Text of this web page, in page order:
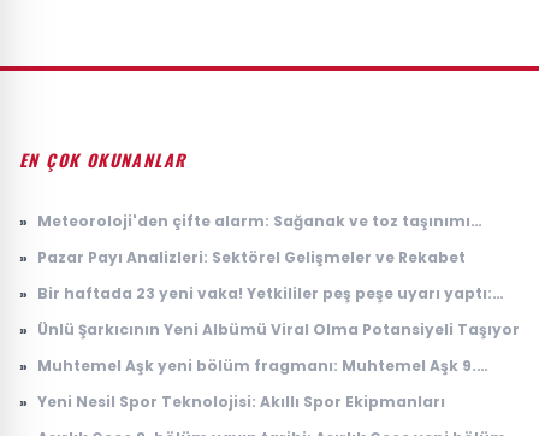
EN ÇOK OKUNANLAR
» Meteoroloji'den çifte alarm: Sağanak ve toz taşınımı
» Pazar Payı Analizleri: Sektörel Gelişmeler ve Rekabet
» Bir haftada 23 yeni vaka! Yetkililer peş peşe uyarı yaptı:
» Ünlü Şarkıcının Yeni Albümü Viral Olma Potansiyeli Taşıyor
» Muhtemel Aşk yeni bölüm fragmanı: Muhtemel Aşk 9.
» Yeni Nesil Spor Teknolojisi: Akıllı Spor Ekipmanları